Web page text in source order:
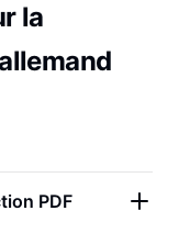
la
PDF